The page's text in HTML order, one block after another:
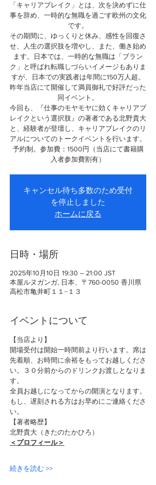
「キャリアブレイク」とは、次を決めずに仕
事を辞め、一時的な無職を過ごす欧州の文化
です。
その期間に、ゆっくりと休み、感性を回復さ
せ、人生の選択肢を増やし、また、働き始め
ます。日本では、一時的な無職は「ブラン
ク」と呼ばれ転職しづらいイメージもありま
すが、日本での実践者は年間に150万人超。
昨年当店にて開催して満員御礼で好評だった
同イベント。
今回も、『仕事のモヤモヤに効くキャリアブ
レイクという選択肢』の著者である北野貴大
と、経験者が登壇し、キャリアブレイクのリ
アルについてのトークイベントを行います。
予約制。参加費：1500円（当店にて書籍購
入者参加費割有）
キャンセル待ち多数のため受付
を停止しました
ホームに戻る
日時・場所
2025年10月10日 19:30 – 21:00 JST
本屋ルヌガンガ, 日本、〒760-0050 香川県
高松市亀井町１１−１３
イベントについて
【当店より】
開場受付は開始一時間前より行います。席は
先着順、お時間に余裕をもってお越しくださ
い。３０分前からのドリンクお渡しとなりま
す。
全員お越しになってからの開演となります。
もし、遅刻される方はお早めにご連絡くださ
い。
【著者略歴】
北野貴大（きたのたかひろ）
＜プロフィール＞
続きを読む >>